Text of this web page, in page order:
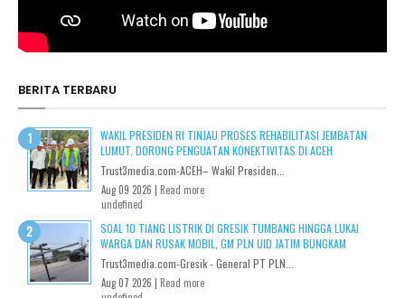
BERITA TERBARU
WAKIL PRESIDEN RI TINJAU PROSES REHABILITASI JEMBATAN
LUMUT, DORONG PENGUATAN KONEKTIVITAS DI ACEH
Trust3media.com-ACEH– Wakil Presiden...
Aug 09 2026 | Read more
undefined
SOAL 10 TIANG LISTRIK DI GRESIK TUMBANG HINGGA LUKAI
WARGA DAN RUSAK MOBIL, GM PLN UID JATIM BUNGKAM
Trust3media.com-Gresik - General PT PLN...
Aug 07 2026 | Read more